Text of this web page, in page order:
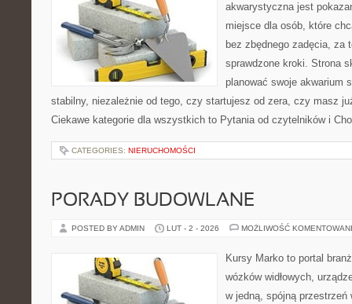
akwarystyczna jest
miejsce dla osób, które
bez zbędnego zadęcia, za
sprawdzone kroki. Strona
planować swoje akwarium
stabilny, niezależnie od tego, czy startujesz od zera, czy masz
Ciekawe kategorie dla wszystkich to Pytania od czytelników i
CATEGORIES: NIERUCHOMOŚCI
PORADY BUDOWLANE
POSTED BY ADMIN LUT - 2 - 2026 MOŻLIWOŚĆ
Kursy Marko to portal
wózków widłowych,
w jedną, spójną przestrzeń